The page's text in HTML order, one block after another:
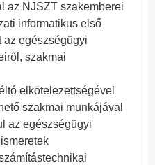
az NJSZT szakemberei
informatikus első
az egészségügyi
szakmai
elkötelezettségével
szakmai munkájával
az egészségügyi